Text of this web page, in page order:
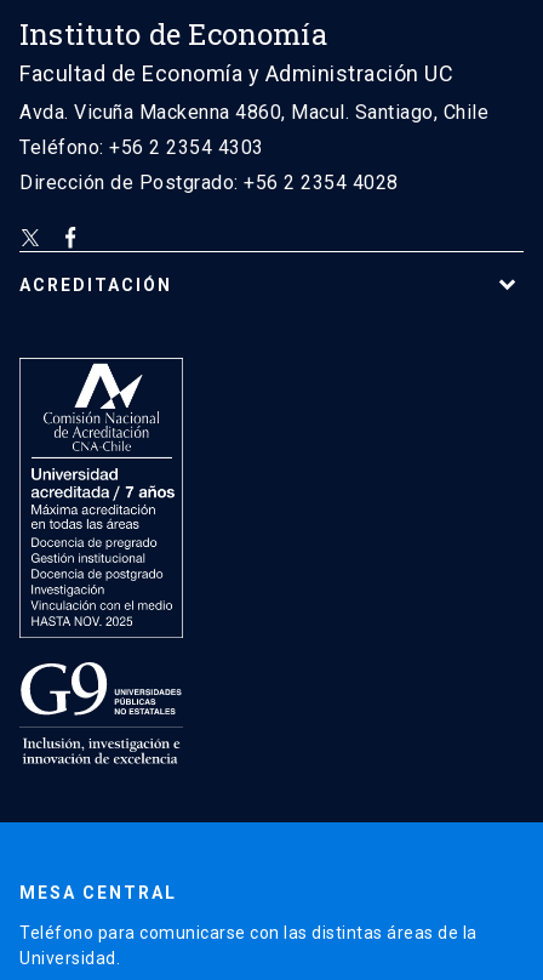
Instituto de Economía
Facultad de Economía y Administración UC
Avda. Vicuña Mackenna 4860, Macul. Santiago, Chile
Teléfono: +56 2 2354 4303
Dirección de Postgrado: +56 2 2354 4028
ACREDITACIÓN
MESA CENTRAL
Teléfono para comunicarse con las distintas áreas de la
Universidad.